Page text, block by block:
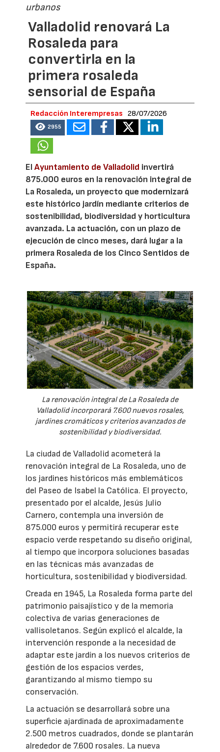
urbanos
Valladolid renovará La
Rosaleda para
convertirla en la
primera rosaleda
sensorial de España
Redacción Interempresas 28/07/2026
2955
ElAyuntamiento de Valladolid invertirá
875.000 euros en la renovación integral de
La Rosaleda, un proyecto que modernizará
este histórico jardín mediante criterios de
sostenibilidad, biodiversidad y horticultura
avanzada. La actuación, con un plazo de
ejecución de cinco meses, dará lugar a la
primera Rosaleda de los Cinco Sentidos de
España.
La renovación integral de La Rosaleda de
Valladolid incorporará 7.600 nuevos rosales,
jardines cromáticos y criterios avanzados de
sostenibilidad y biodiversidad.
La ciudad de Valladolid acometerá la
renovación integral de La Rosaleda, uno de
los jardines históricos más emblemáticos
del Paseo de Isabel la Católica. El proyecto,
presentado por el alcalde, Jesús Julio
Carnero, contempla una inversión de
875.000 euros y permitirá recuperar este
espacio verde respetando su diseño original,
al tiempo que incorpora soluciones basadas
en las técnicas más avanzadas de
horticultura, sostenibilidad y biodiversidad.
Creada en 1945, La Rosaleda forma parte del
patrimonio paisajístico y de la memoria
colectiva de varias generaciones de
vallisoletanos. Según explicó el alcalde, la
intervención responde a la necesidad de
adaptar este jardín a los nuevos criterios de
gestión de los espacios verdes,
garantizando al mismo tiempo su
conservación.
La actuación se desarrollará sobre una
superficie ajardinada de aproximadamente
2.500 metros cuadrados, donde se plantarán
alrededor de 7.600 rosales. La nueva